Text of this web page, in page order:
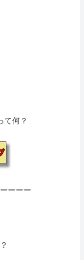
て何？
ーーー